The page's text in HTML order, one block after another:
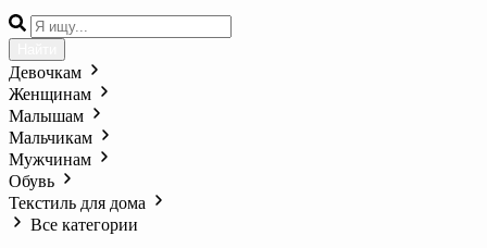
Девочкам
Женщинам
Малышам
Мальчикам
Мужчинам
Обувь
Текстиль для дома
Все категории